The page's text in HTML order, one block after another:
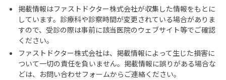
掲載情報はファストドクター株式会社が収集した情報をもとに
しています。診療科や診察時間が変更されている場合がありま
すので、受診の際は事前に該当医院のウェブサイト等でご確認
ください。
ファストドクター株式会社は、掲載情報によって生じた損害に
ついて一切の責任を負いません。掲載情報に誤りがある場合な
どは、お問い合わせフォームからご連絡ください。